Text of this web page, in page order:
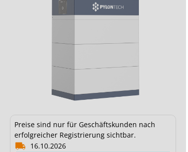
Preise sind nur für Geschäftskunden nach
erfolgreicher Registrierung sichtbar.
16.10.2026